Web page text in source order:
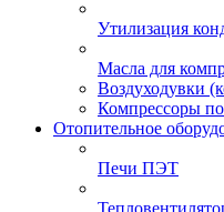
Утилизация
Масла для
Воздуходувки
Компрессоры
Отопительное
Печи ПЭТ